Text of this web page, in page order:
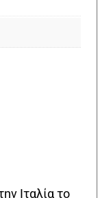
Ιταλία το